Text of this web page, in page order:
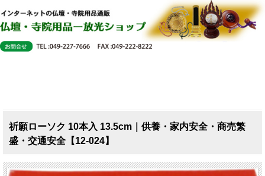
祈願ローソク 10本入 13.5cm｜供養・家内安全・商売繁
盛・交通安全【12-024】